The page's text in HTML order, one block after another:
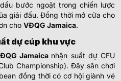
bước ngoặt trong chiến lược
giải đấu. Đồng thời mở cửa cho
cho VĐQG Jamaica.
dự cúp khu vực
Jamaica nhận suất dự CFU
Championship). Đây sân chơi
đồng thời có cơ hội giành vé